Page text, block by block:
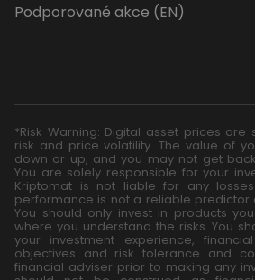
Podporované akce (EN)
*Risk Warning: Digital asset prices
risk and price volatility. The value of
down or up, and you may not get
You are solely responsible for your
Kriptomat is not liable for any
performance is not a reliable predictor
You should only invest in products
where you understand the risks. You
your investment experience,
objectives and risk tolerance and
financial adviser prior to making any